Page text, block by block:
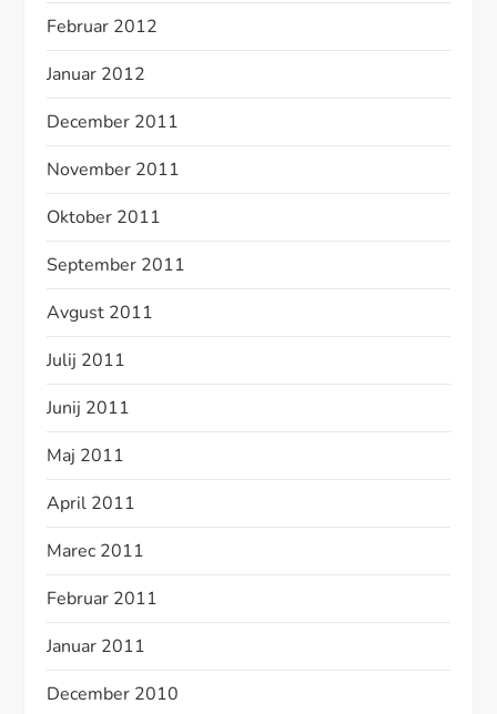
Februar 2012
Januar 2012
December 2011
November 2011
Oktober 2011
September 2011
Avgust 2011
Julij 2011
Junij 2011
Maj 2011
April 2011
Marec 2011
Februar 2011
Januar 2011
December 2010